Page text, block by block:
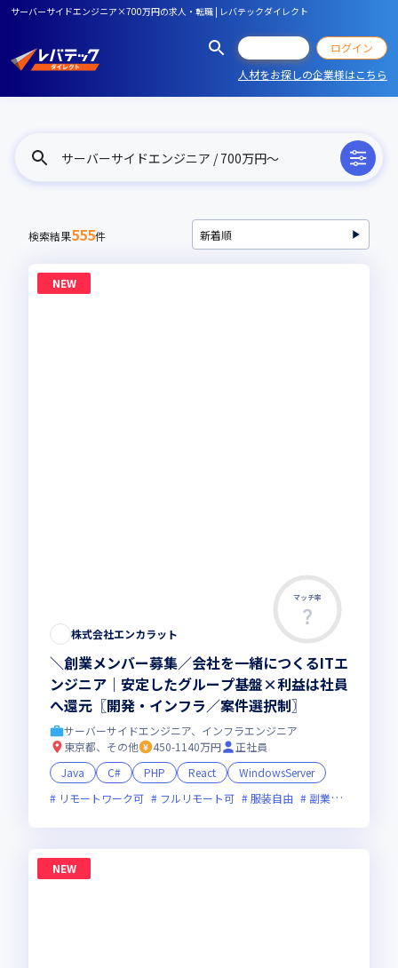
サーバーサイドエンジニア×700万円の求人・転職 | レバテックダイレクト
ログイン
人材をお探しの企業様はこちら
サーバーサイドエンジニア / 700万円〜
検索結果555件
NEW
マッチ率
株式会社エンカラット
＼創業メンバー募集／会社を一緒につくるITエ
ンジニア｜安定したグループ基盤×利益は社員
へ還元〖開発・インフラ／案件選択制〗
サーバーサイドエンジニア、インフラエンジニア
東京都、その他
450-1140万円
正社員
Java
C# PHP React
WindowsServer
リモートワーク可
フルリモート可 服装自由 副業可
NEW